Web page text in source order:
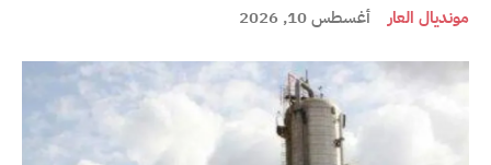
مونديال العار أغسطس 10, 2026